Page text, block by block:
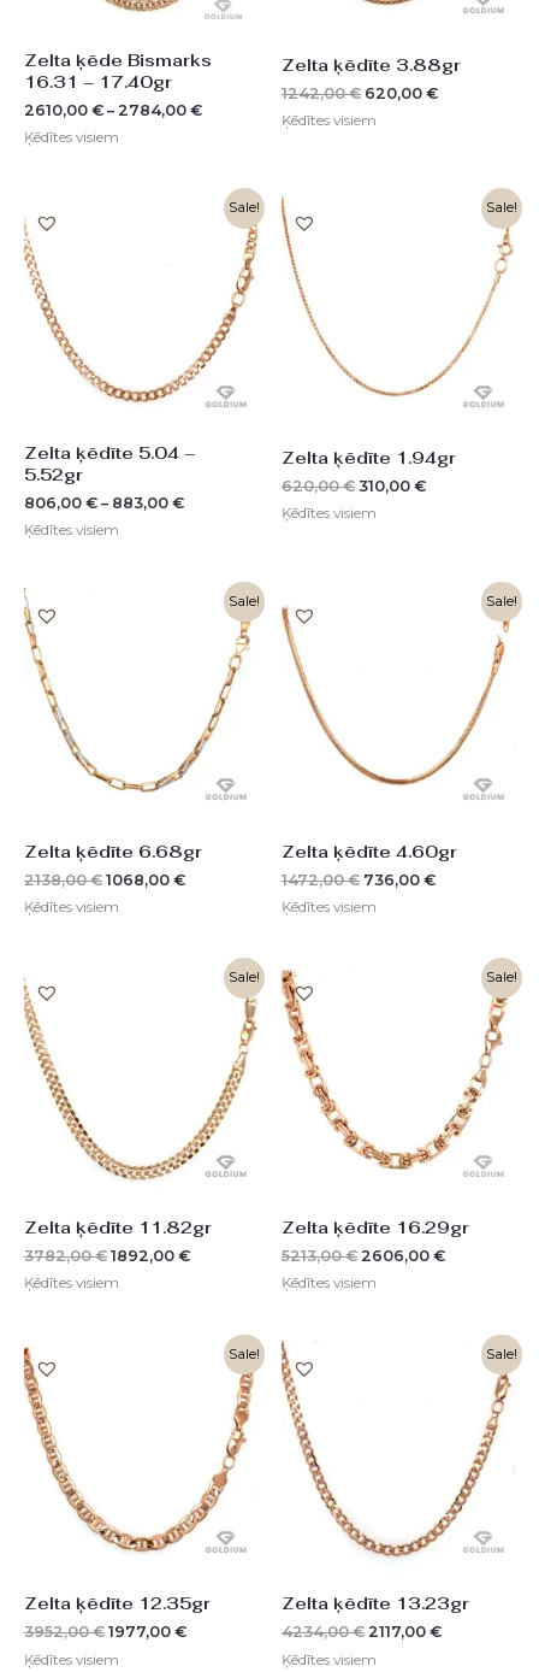
Zelta ķēde Bismarks
16.31 – 17.40gr
2610,00 € – 2784,00 €
Ķēdītes visiem
Zelta ķēdīte 3.88gr
1242,00€ 620,00 €
Ķēdītes visiem
Sale!
Zelta ķēdīte 5.04 –
5.52gr
806,00 € – 883,00 €
Ķēdītes visiem
Sale!
Zelta ķēdīte 1.94gr
620,00€ 310,00 €
Current
310,00 €.
Ķēdītes visiem
Sale!
Zelta ķēdīte 6.68gr
2138,00€ 1068,00 €
Current
price
1068,00 €.
Ķēdītes visiem
Sale!
Zelta ķēdīte 4.60gr
1472,00€ 736,00 €
Current
736,00 €.
Ķēdītes visiem
Sale!
Zelta ķēdīte 11.82gr
3782,00€ 1892,00 €
Current
price
1892,00 €.
Ķēdītes visiem
Sale!
Zelta ķēdīte 16.29gr
5213,00€ 2606,00 €
Current
price
2606,00 €.
Ķēdītes visiem
Sale!
Zelta ķēdīte 12.35gr
3952,00€ 1977,00 €
Current
price
1977,00 €.
Ķēdītes visiem
Sale!
Zelta ķēdīte 13.23gr
4234,00€ 2117,00 €
Current
price
2117,00 €.
Ķēdītes visiem